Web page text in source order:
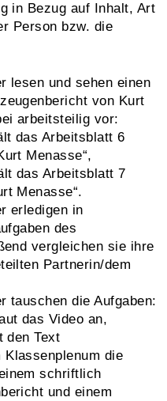
in Bezug auf Inhalt, Art
Person bzw. die
lesen und sehen einen
von Kurt
arbeitsteilig vor:
das Arbeitsblatt 6
Menasse“,
das Arbeitsblatt 7
Menasse“.
erledigen in
des
vergleichen sie ihre
Partnerin/dem
tauschen die Aufgaben:
das Video an,
den Text
die
schriftlich
und einem